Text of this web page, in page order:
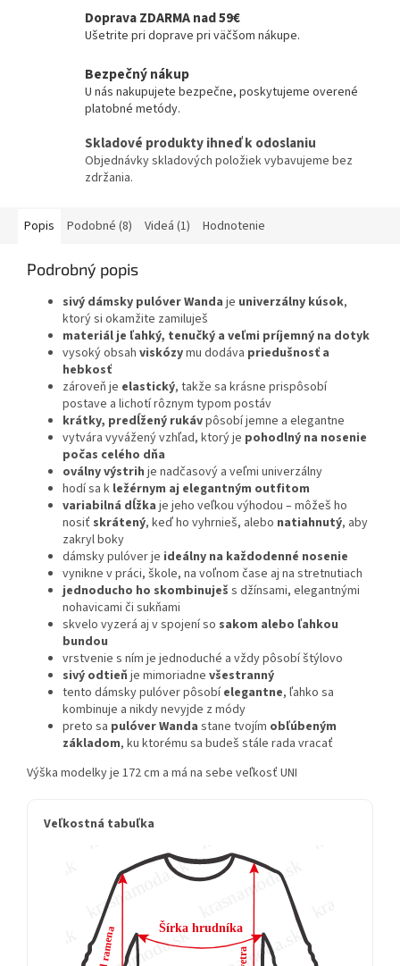
Doprava ZDARMA nad 59€
Ušetrite pri doprave pri väčšom nákupe.
Bezpečný nákup
U nás nakupujete bezpečne, poskytujeme overené
platobné metódy.
Skladové produkty ihneď k odoslaniu
Objednávky skladových položiek vybavujeme bez
zdržania.
Popis Podobné (8) Videá (1) Hodnotenie
Podrobný popis
sivý dámsky pulóver Wanda je univerzálny kúsok,
ktorý si okamžite zamiluješ
materiál je ľahký, tenučký a veľmi príjemný na dotyk
vysoký obsah viskózymu dodáva priedušnosť a
hebkosť
zároveň je elastický, takže sa krásne prispôsobí
postave a lichotí rôznym typom postáv
krátky, predĺžený rukávpôsobí jemne a elegantne
vytvára vyvážený vzhľad, ktorý je pohodlný na nosenie
počas celého dňa
oválny výstrih je nadčasový a veľmi univerzálny
hodí sa k ležérnym aj elegantným outfitom
variabilná dĺžka je jeho veľkou výhodou – môžeš ho
nosiť skrátený, keď ho vyhrnieš, alebo natiahnutý, aby
zakryl boky
dámsky pulóver je ideálny na každodenné nosenie
vynikne v práci, škole, na voľnom čase aj na stretnutiach
jednoducho ho skombinuješ s džínsami, elegantnými
nohavicami či sukňami
skvelo vyzerá aj v spojení so sakom alebo ľahkou
bundou
vrstvenie s ním je jednoduché a vždy pôsobí štýlovo
sivý odtieň je mimoriadne všestranný
tento dámsky pulóver pôsobíelegantne, ľahko sa
kombinuje a nikdy nevyjde z módy
preto sa pulóver Wanda stane tvojím obľúbeným
základom, ku ktorému sa budeš stále rada vracať
Výška modelky je 172 cm a má na sebe veľkosť UNI
Veľkostná tabuľka